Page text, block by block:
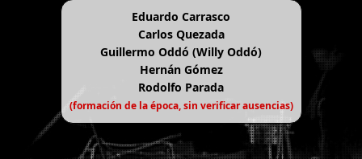
Eduardo Carrasco
Carlos Quezada
Guillermo Oddó (Willy Oddó)
Hernán Gómez
Rodolfo Parada
(formación de la época, sin verificar ausencias)